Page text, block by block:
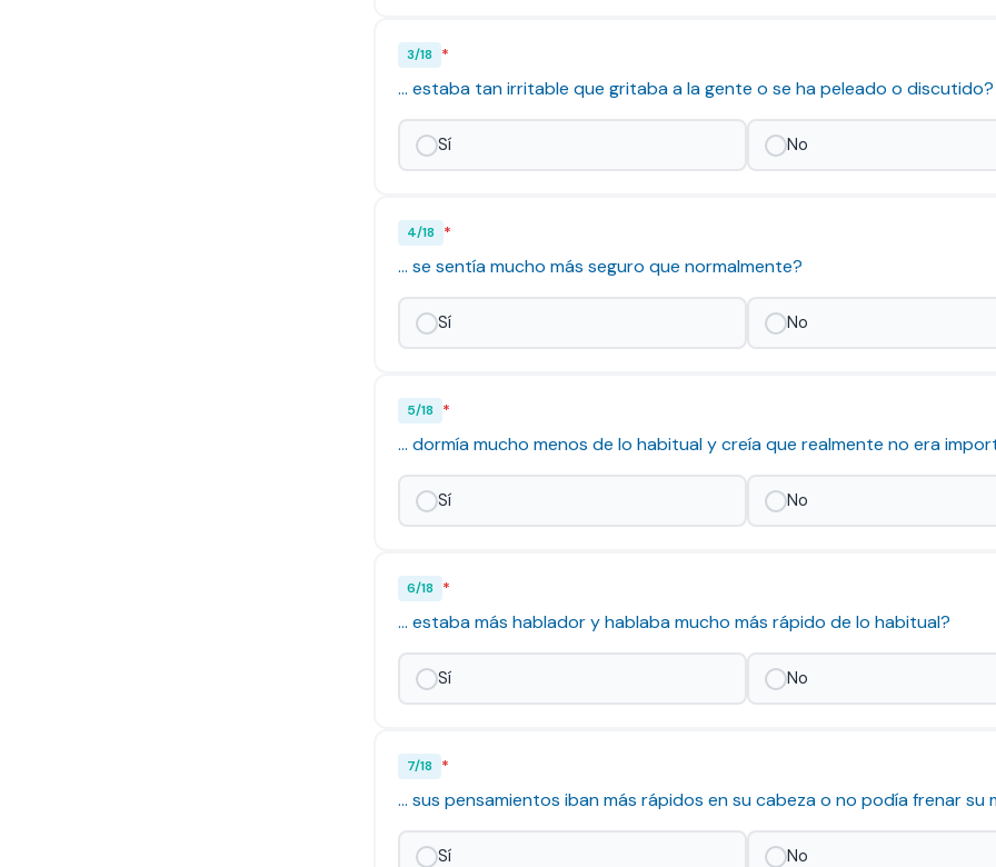
3/18 *
... estaba tan irritable que gritaba a la gente o se ha peleado o discutido?
Sí No
4/18 *
... se sentía mucho más seguro que normalmente?
Sí No
5/18 *
... dormía mucho menos de lo habitual y creía que realmente no era
Sí No
6/18 *
... estaba más hablador y hablaba mucho más rápido de lo habitual?
Sí No
7/18 *
... sus pensamientos iban más rápidos en su cabeza o no podía frenar su
Sí No